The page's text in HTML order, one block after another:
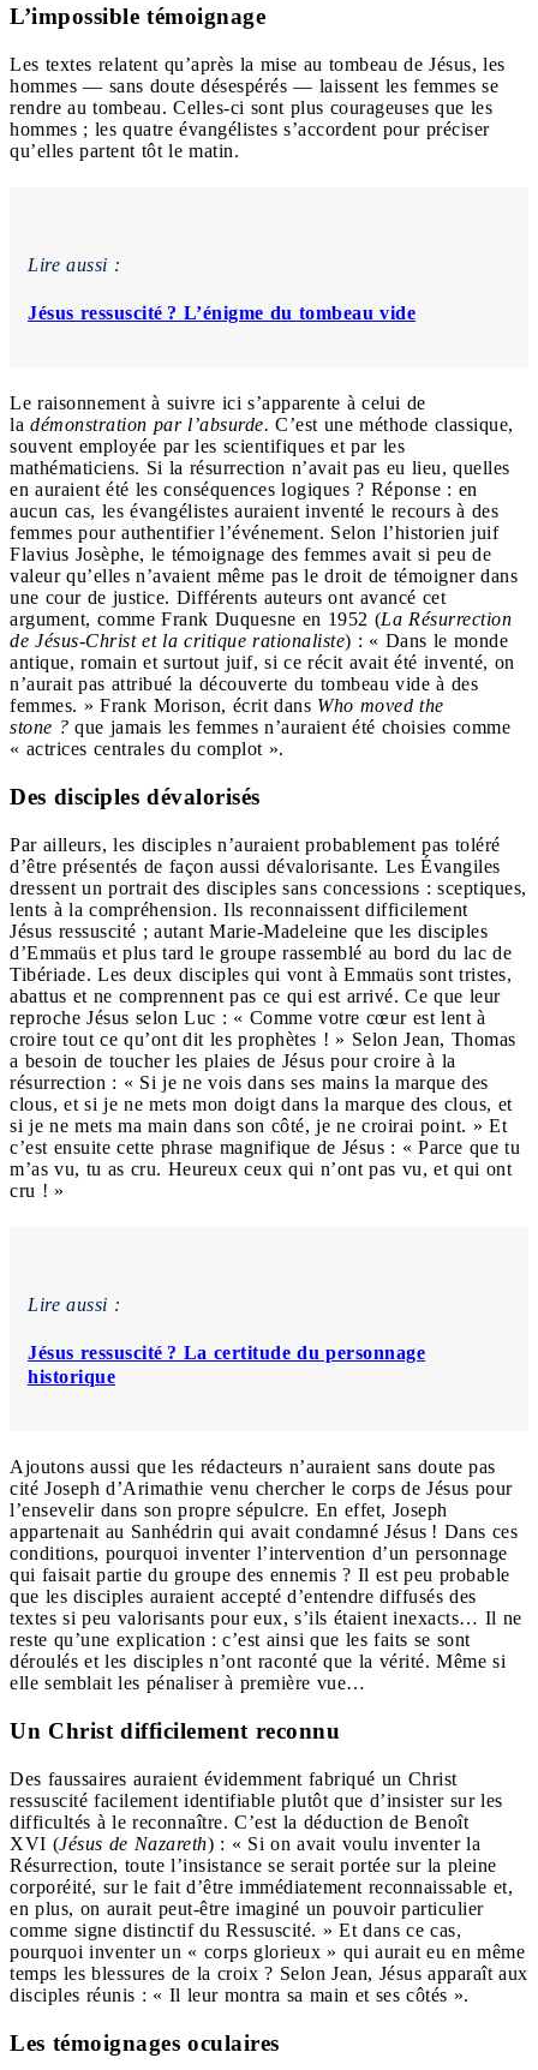
L’impossible témoignage
Les textes relatent qu’après la mise au tombeau de Jésus, les
hommes — sans doute désespérés — laissent les femmes se
rendre au tombeau. Celles-ci sont plus courageuses que les
hommes ; les quatre évangélistes s’accordent pour préciser
qu’elles partent tôt le matin.
Lire aussi :
Jésus ressuscité ? L’énigme du tombeau vide
Le raisonnement à suivre ici s’apparente à celui de
la démonstration par l’absurde. C’est une méthode classique,
souvent employée par les scientifiques et par les
mathématiciens. Si la résurrection n’avait pas eu lieu, quelles
en auraient été les conséquences logiques ? Réponse : en
aucun cas, les évangélistes auraient inventé le recours à des
femmes pour authentifier l’événement. Selon l’historien juif
Flavius Josèphe, le témoignage des femmes avait si peu de
valeur qu’elles n’avaient même pas le droit de témoigner dans
une cour de justice. Différents auteurs ont avancé cet
argument, comme Frank Duquesne en 1952 (La Résurrection
de Jésus-Christ et la critique rationaliste) : « Dans le monde
antique, romain et surtout juif, si ce récit avait été inventé, on
n’aurait pas attribué la découverte du tombeau vide à des
femmes. » Frank Morison, écrit dans Who moved the
stone ? que jamais les femmes n’auraient été choisies comme
« actrices centrales du complot ».
Des disciples dévalorisés
Par ailleurs, les disciples n’auraient probablement pas toléré
d’être présentés de façon aussi dévalorisante. Les Évangiles
dressent un portrait des disciples sans concessions : sceptiques,
lents à la compréhension. Ils reconnaissent difficilement
Jésus ressuscité ; autant Marie-Madeleine que les disciples
d’Emmaüs et plus tard le groupe rassemblé au bord du lac de
Tibériade. Les deux disciples qui vont à Emmaüs sont tristes,
abattus et ne comprennent pas ce qui est arrivé. Ce que leur
reproche Jésus selon Luc : « Comme votre cœur est lent à
croire tout ce qu’ont dit les prophètes ! » Selon Jean, Thomas
a besoin de toucher les plaies de Jésus pour croire à la
résurrection : « Si je ne vois dans ses mains la marque des
clous, et si je ne mets mon doigt dans la marque des clous, et
si je ne mets ma main dans son côté, je ne croirai point. » Et
c’est ensuite cette phrase magnifique de Jésus : « Parce que tu
m’as vu, tu as cru. Heureux ceux qui n’ont pas vu, et qui ont
cru ! »
Lire aussi :
Jésus ressuscité ? La certitude du personnage
historique
Ajoutons aussi que les rédacteurs n’auraient sans doute pas
cité Joseph d’Arimathie venu chercher le corps de Jésus pour
l’ensevelir dans son propre sépulcre. En effet, Joseph
appartenait au Sanhédrin qui avait condamné Jésus ! Dans ces
conditions, pourquoi inventer l’intervention d’un personnage
qui faisait partie du groupe des ennemis ? Il est peu probable
que les disciples auraient accepté d’entendre diffusés des
textes si peu valorisants pour eux, s’ils étaient inexacts… Il ne
reste qu’une explication : c’est ainsi que les faits se sont
déroulés et les disciples n’ont raconté que la vérité. Même si
elle semblait les pénaliser à première vue…
Un Christ difficilement reconnu
Des faussaires auraient évidemment fabriqué un Christ
ressuscité facilement identifiable plutôt que d’insister sur les
difficultés à le reconnaître. C’est la déduction de Benoît
XVI (Jésus de Nazareth) : « Si on avait voulu inventer la
Résurrection, toute l’insistance se serait portée sur la pleine
corporéité, sur le fait d’être immédiatement reconnaissable et,
en plus, on aurait peut-être imaginé un pouvoir particulier
comme signe distinctif du Ressuscité. » Et dans ce cas,
pourquoi inventer un « corps glorieux » qui aurait eu en même
temps les blessures de la croix ? Selon Jean, Jésus apparaît aux
disciples réunis : « Il leur montra sa main et ses côtés ».
Les témoignages oculaires